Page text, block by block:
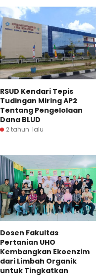
RSUD Kendari Tepis
Tudingan Miring AP2
Tentang Pengelolaan
Dana BLUD
2 tahun lalu
Dosen Fakultas
Pertanian UHO
Kembangkan Ekoenzim
dari Limbah Organik
untuk Tingkatkan